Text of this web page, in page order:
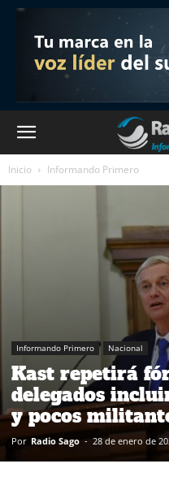
Inicio Informando Primero
Informando Primero Nacional
Kast repetirá
delegados
y pocos
Por Radio Sago - 28 de enero de